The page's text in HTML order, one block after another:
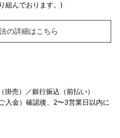
組んでおります。)
の詳細はこちら
売）／銀行振込（前払い）
入金）確認後、2〜3営業日以内に